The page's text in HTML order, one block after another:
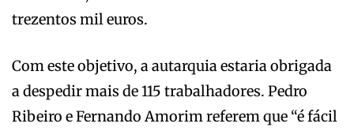
trezentos mil euros.
Com este objetivo, a autarquia estaria obrigada
a despedir mais de 115 trabalhadores. Pedro
Ribeiro e Fernando Amorim referem que “é fácil